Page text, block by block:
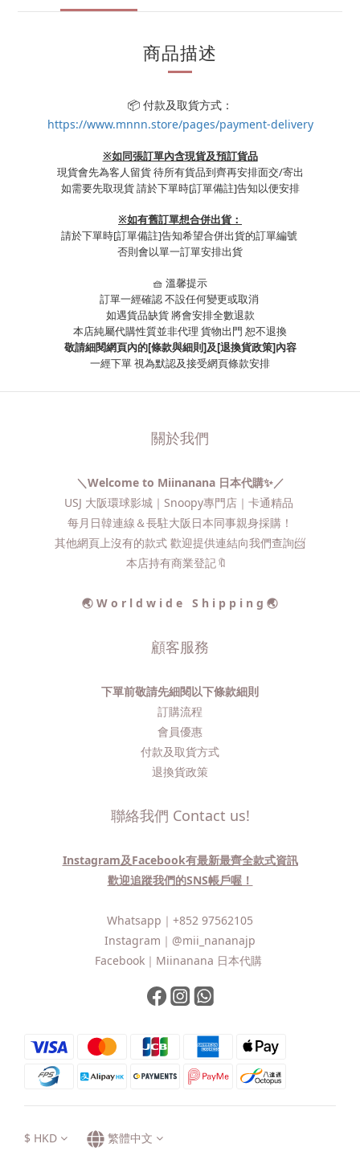
商品描述
📦 付款及取貨方式：
https://www.mnnn.store/pages/payment-delivery
※如同張訂單內含現貨及預訂貨品
現貨會先為客人留貨 待所有貨品到齊再安排面交/寄出
如需要先取現貨 請於下單時[訂單備註]告知以便安排
※如有舊訂單想合併出貨：
請於下單時[訂單備註]告知希望合併出貨的訂單編號
否則會以單一訂單安排出貨
🧺 溫馨提示
訂單一經確認 不設任何變更或取消
如遇貨品缺貨 將會安排全數退款
本店純屬代購性質並非代理 貨物出門 恕不退換
敬請細閱網頁內的[條款與細則]及[退換貨政策]內容
一經下單視為默認及接受網頁條款安排
關於我們
＼Welcome to Miinanana 日本代購✨／
USJ 大阪環球影城｜Snoopy專門店｜卡通精品
每月日韓連線＆長駐大阪日本同事親身採購！
其他網頁上沒有的款式 歡迎提供連結向我們查詢📨​
本店持有商業登記🔖
🌏 W o r l d w i d e S h i p p i n g 🌏
顧客服務
下單前敬請先細閱以下條款細則
訂購流程​
會員優惠
付款及取貨方式
退換貨政策
聯絡我們 Contact us!
Instagram及Facebook有最新最齊全款式資訊
歡迎追蹤我們的SNS帳戶喔！
Whatsapp｜ +852 97562105
Instagram｜ @mii_nananajp
Facebook｜ Miinanana 日本代購
$ HKD 繁體中文